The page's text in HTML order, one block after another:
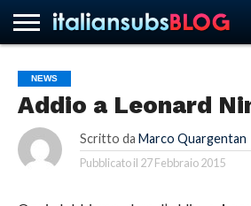
HOME
NEWS
ASCOLTI
RECENSIONI
INTERVISTE
CURIOSITÀ
CHI
SIAMO
CONTATTACI
FORUM
ITALIANSUBS
NEWS
Addio a Leonard
Scritto da Marco Quargentan
Pubblicato il 27 Febbraio 2015